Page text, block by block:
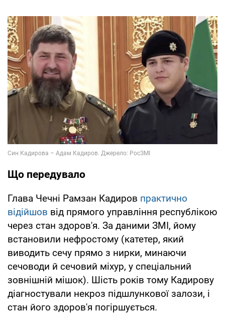
Що передувало
Глава Чечні Рамзан Кадиров практично
відійшов від прямого управління республікою
через стан здоров'я. За даними ЗМІ, йому
встановили нефростому (катетер, який
виводить сечу прямо з нирки, минаючи
сечоводи й сечовий міхур, у спеціальний
зовнішній мішок). Шість років тому Кадирову
діагностували некроз підшлункової залози, і
стан його здоров'я погіршується.